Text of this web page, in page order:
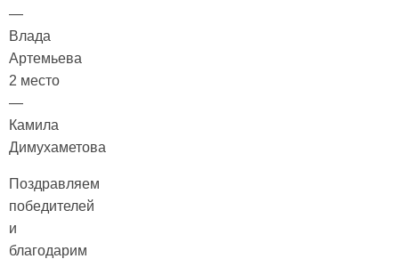
—
Влада
Артемьева
2 место
—
Камила
Димухаметова
Поздравляем
победителей
и
благодарим